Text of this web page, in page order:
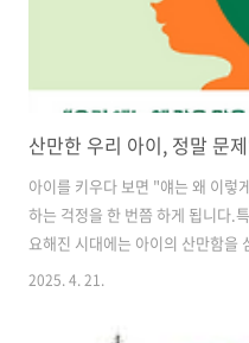
아이를 키우다 보면 "얘는 왜 이
하는 걱정을 한 번쯤 하게 됩니다.
요해진 시대에는 아이의 산만함을
다.그러나, '산만함'이 무조건 나쁜
부모가 아이를 긍정적으로 이해하
2025. 4. 21.